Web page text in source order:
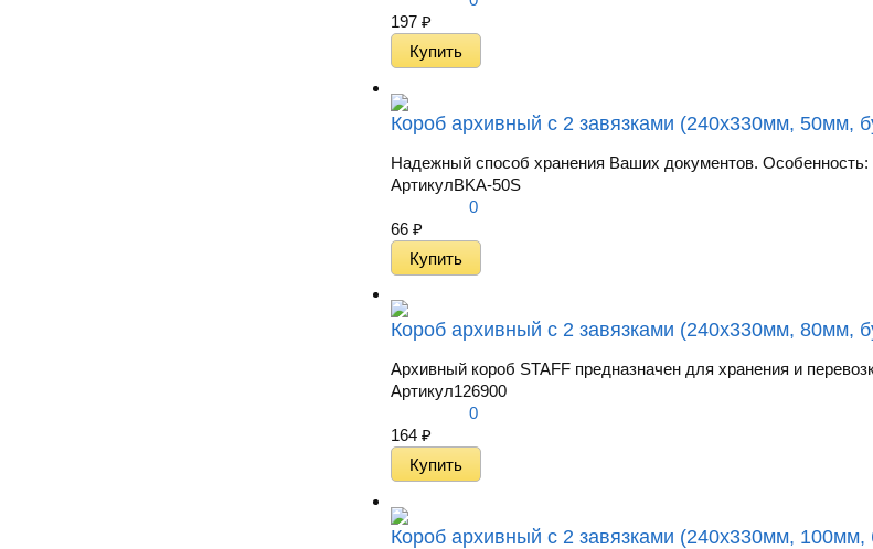
197 ₽
Короб архивный с 2 завязками (240х330мм, 50мм,
Надежный способ хранения Ваших документов.
АртикулBKA-50S
0
66 ₽
Короб архивный с 2 завязками (240х330мм, 80мм,
Архивный короб STAFF предназначен для хранения и
Артикул126900
0
164 ₽
Короб архивный с 2 завязками (240х330мм,